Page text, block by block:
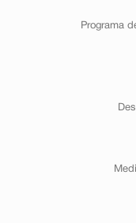
Programa